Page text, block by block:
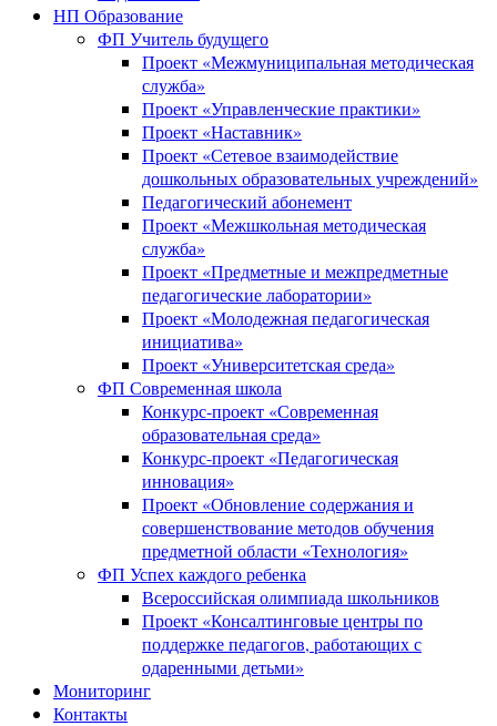
НП Образование
ФП Учитель будущего
Проект «Межмуниципальная методическая
служба»
Проект «Управленческие практики»
Проект «Наставник»
Проект «Сетевое взаимодействие
дошкольных образовательных учреждений»
Педагогический абонемент
Проект «Межшкольная методическая
служба»
Проект «Предметные и межпредметные
педагогические лаборатории»
Проект «Молодежная педагогическая
инициатива»
Проект «Университетская среда»
ФП Современная школа
Конкурс-проект «Современная
образовательная среда»
Конкурс-проект «Педагогическая
инновация»
Проект «Обновление содержания и
совершенствование методов обучения
предметной области «Технология»
ФП Успех каждого ребенка
Всероссийская олимпиада школьников
Проект «Консалтинговые центры по
поддержке педагогов, работающих с
одаренными детьми»
Мониторинг
Контакты